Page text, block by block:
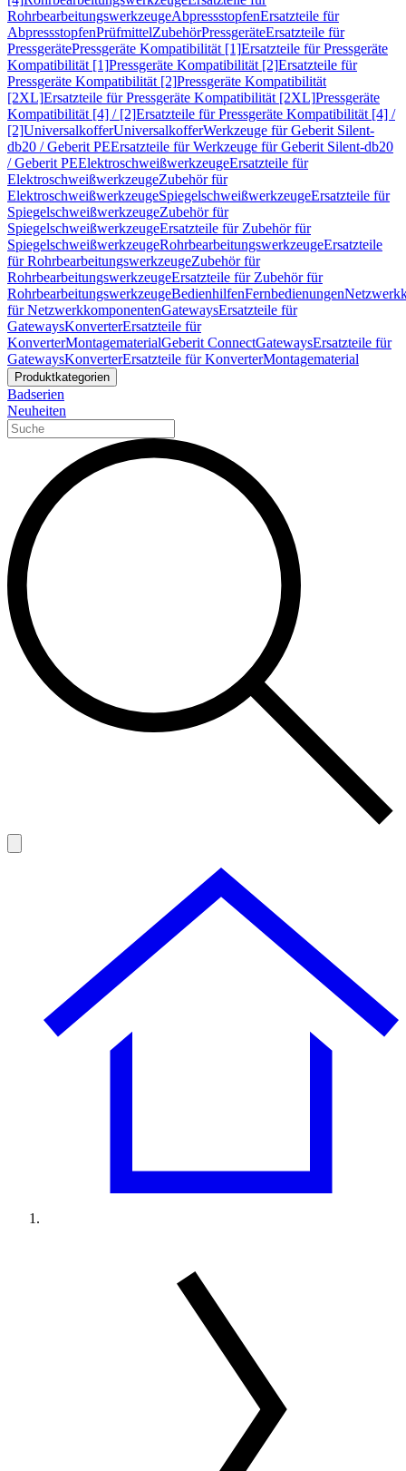
RohrbearbeitungswerkzeugeAbpressstopfenErsatzteile für
AbpressstopfenPrüfmittelZubehörPressgeräteErsatzteile für
PressgerätePressgeräte Kompatibilität [1]Ersatzteile für Pressgeräte
Kompatibilität [1]Pressgeräte Kompatibilität [2]Ersatzteile für
Pressgeräte Kompatibilität [2]Pressgeräte Kompatibilität
[2XL]Ersatzteile für Pressgeräte Kompatibilität [2XL]Pressgeräte
Kompatibilität [4] / [2]Ersatzteile für Pressgeräte Kompatibilität [4] /
[2]UniversalkofferUniversalkofferWerkzeuge für Geberit Silent-
db20 / Geberit PEErsatzteile für Werkzeuge für Geberit Silent-db20
/ Geberit PEElektroschweißwerkzeugeErsatzteile für
ElektroschweißwerkzeugeZubehör für
ElektroschweißwerkzeugeSpiegelschweißwerkzeugeErsatzteile für
SpiegelschweißwerkzeugeZubehör für
SpiegelschweißwerkzeugeErsatzteile für Zubehör für
SpiegelschweißwerkzeugeRohrbearbeitungswerkzeugeErsatzteile
für RohrbearbeitungswerkzeugeZubehör für
RohrbearbeitungswerkzeugeErsatzteile für Zubehör für
RohrbearbeitungswerkzeugeBedienhilfenFernbedienungen
für NetzwerkkomponentenGatewaysErsatzteile für
GatewaysKonverterErsatzteile für
KonverterMontagematerialGeberit ConnectGatewaysErsatzteile für
GatewaysKonverterErsatzteile für KonverterMontagematerial
Produktkategorien
Badserien
Neuheiten